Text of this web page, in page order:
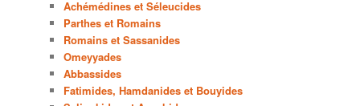
Achémédines et Séleucides
Parthes et Romains
Romains et Sassanides
Omeyyades
Abbassides
Fatimides, Hamdanides et Bouyides